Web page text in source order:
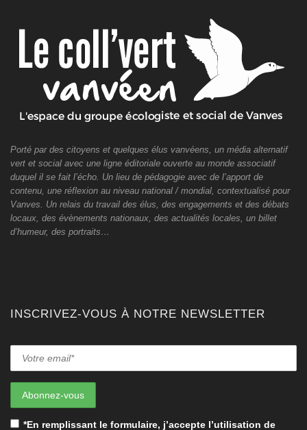
Porté par des citoyens et quelques élus vanvéens, un média alternatif
vert et social avec une ligne éditoriale ouverte au monde associatif
duquel il se fait l’écho. Un lieu de pédagogie avec de l’apport de
contenu, une réflexion au niveau national / mondial, contextualisé pour
Vanves. Un relais du travail des élus, des engagements et des débats
locaux, des évènements nationaux, des actualités locales, un billet
d’humeur, des portraits…
INSCRIVEZ-VOUS À NOTRE NEWSLETTER
*En remplissant le formulaire, j’accepte l’utilisation de